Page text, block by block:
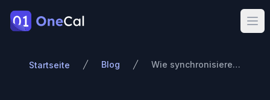
OneCal
Startseite Blog Wie synchronisiere ich den iCloud-Kalender mit Samsung?